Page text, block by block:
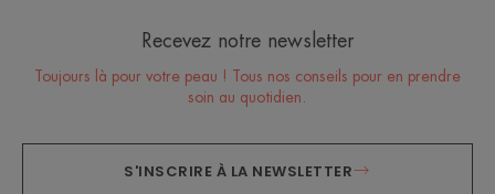
Recevez notre newsletter
Toujours là pour votre peau ! Tous nos conseils pour en prendre
soin au quotidien.
S'INSCRIRE À LA NEWSLETTER